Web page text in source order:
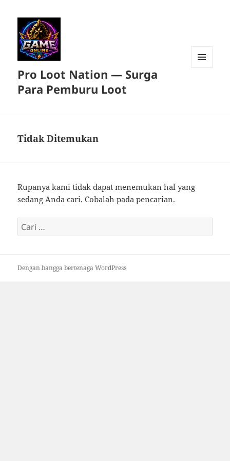
Pro Loot Nation — Surga
Para Pemburu Loot
Tidak Ditemukan
Rupanya kami tidak dapat menemukan hal yang
sedang Anda cari. Cobalah pada pencarian.
Cari
untuk:
Dengan bangga bertenaga WordPress